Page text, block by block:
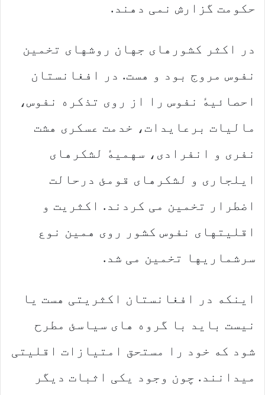
حکومت گزارش نمی دهند.
در اکثر کشورهای جهان روشهای تخمین
نفوس مروج بود و هست. در افغانستان
احصائیهٔ نفوس را از روی تذکره نفوس،
مالیات برعایدات، خدمت عسکری هشت
نفری و انفرادی، سهمیهٔ لشکرهای
ایلجاری و لشکرهای قومئ درحالت
اضطرار تخمین می کردند. اکثریت و
اقلیتهای نفوس کشور روی همین نوع
سرشماریها تخمین می شد.
اینکه در افغانستان اکثریتی هست یا
نیست باید با گروه های سیاسئ مطرح
شود که خود را مستحق امتیازات اقلیتی
میدانند. چون وجود یکی اثبات دیگر